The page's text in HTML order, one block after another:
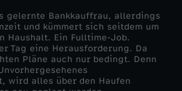
gelernte Bankkauffrau, allerdings
und kümmert sich seitdem um
Haushalt. Ein Fulltime-Job.
Tag eine Herausforderung. Da
Pläne auch nur bedingt. Denn
wird alles über den Haufen